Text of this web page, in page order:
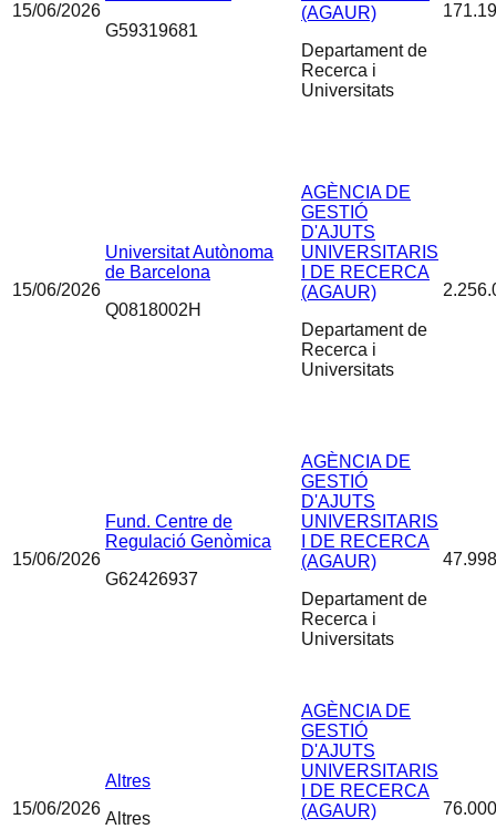
15/06/2026
G59319681
(AGAUR)
Departament de
Recerca i
Universitats
15/06/2026
Universitat Autònoma
de Barcelona
Q0818002H
AGÈNCIA DE
GESTIÓ
D'AJUTS
UNIVERSITARIS
I DE RECERCA
(AGAUR)
Departament de
Recerca i
Universitats
15/06/2026
Fund. Centre de
Regulació Genòmica
G62426937
AGÈNCIA DE
GESTIÓ
D'AJUTS
UNIVERSITARIS
I DE RECERCA
(AGAUR)
Departament de
Recerca i
Universitats
15/06/2026
Altres
Altres
AGÈNCIA DE
GESTIÓ
D'AJUTS
UNIVERSITARIS
I DE RECERCA
(AGAUR)